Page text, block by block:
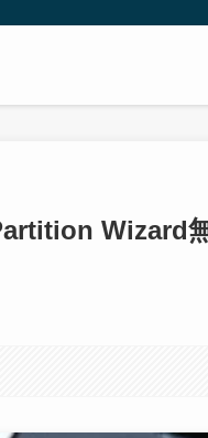
Wizard